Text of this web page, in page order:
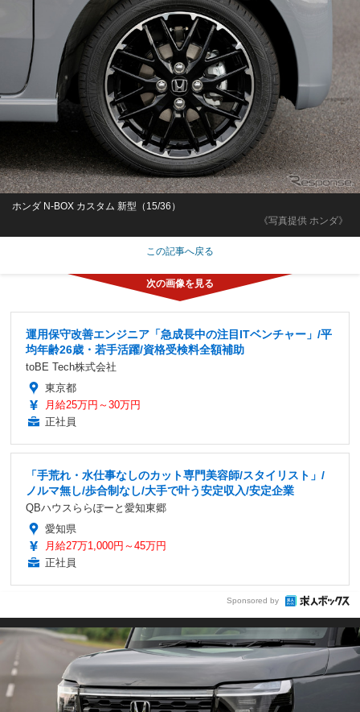
《写真提供 ホンダ》
ホンダ N-BOX カスタム 新型（15/36）
この記事へ戻る
運用保守改善エンジニア「急成長中の注目ITベンチャー」/平
均年齢26歳・若手活躍/資格受検料全額補助
toBE Tech株式会社
東京都
月給25万円～30万円
正社員
「手荒れ・水仕事なしのカット専門美容師/スタイリスト」/
ノルマ無し/歩合制なし/大手で叶う安定収入/安定企業
QBハウスららぽーと愛知東郷
愛知県
月給27万1,000円～45万円
正社員
Sponsored by